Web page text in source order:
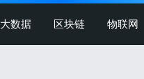
大数据 区块链 物联网